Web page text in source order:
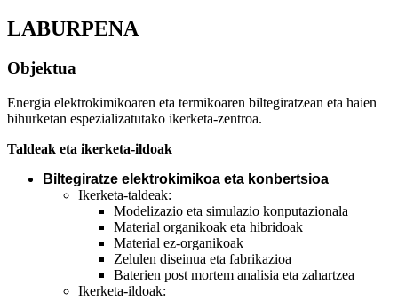
LABURPENA
Objektua
Energia elektrokimikoaren eta termikoaren biltegiratzean eta haien
bihurketan espezializatutako ikerketa-zentroa.
Taldeak eta ikerketa-ildoak
Biltegiratze elektrokimikoa eta konbertsioa
Ikerketa-taldeak:
Modelizazio eta simulazio konputazionala
Material organikoak eta hibridoak
Material ez-organikoak
Zelulen diseinua eta fabrikazioa
Baterien post mortem analisia eta zahartzea
Ikerketa-ildoak: